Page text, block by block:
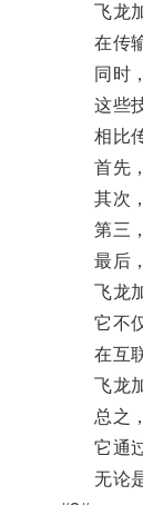
飞龙加
在传输
同时，
这些技
相比传
首先，
其次，
第三，
最后，
飞龙加
它不仅
在互联
飞龙加
总之，
它通过
无论是